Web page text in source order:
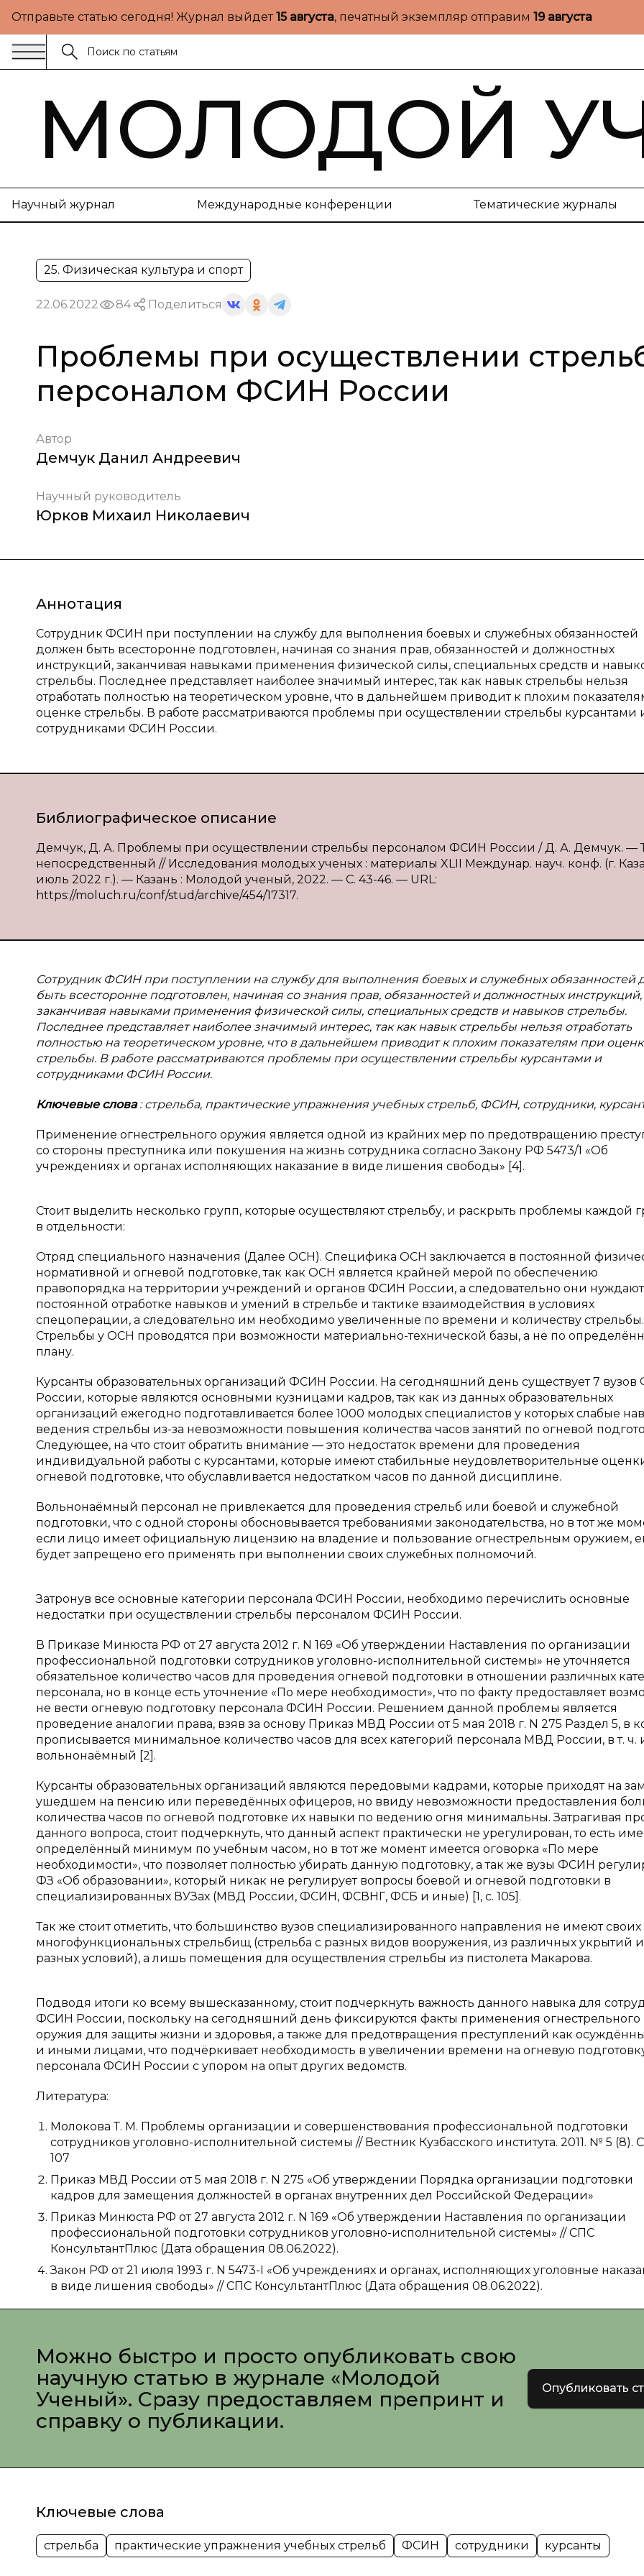
Отправьте статью сегодня! Журнал выйдет15 августа, печатный экземпляр отправим 19 августа
МОЛОДОЙ
Научный журнал Международные конференции Тематические журналы
25. Физическая культура и спорт
22.06.2022 84 Поделиться
Проблемы при осуществлении
персоналом ФСИН России
Автор
Демчук Данил Андреевич
Научный руководитель
Юрков Михаил Николаевич
Аннотация
Сотрудник ФСИН при поступлении на службу для выполнения боевых и служебных обязанностей
должен быть всесторонне подготовлен, начиная со знания прав, обязанностей и должностных
инструкций, заканчивая навыками применения физической силы, специальных средств и
стрельбы. Последнее представляет наиболее значимый интерес, так как навык стрельбы нельзя
отработать полностью на теоретическом уровне, что в дальнейшем приводит к плохим
оценке стрельбы. В работе рассматриваются проблемы при осуществлении стрельбы курсантами
сотрудниками ФСИН России.
Библиографическое описание
Демчук, Д. А. Проблемы при осуществлении стрельбы персоналом ФСИН России / Д. А. Демчук. —
непосредственный // Исследования молодых ученых : материалы XLII Междунар. науч. конф. (г.
июль 2022 г.). — Казань : Молодой ученый, 2022. — С. 43-46. — URL:
https://moluch.ru/conf/stud/archive/454/17317.
Сотрудник ФСИН при поступлении на службу для выполнения боевых и служебных обязанностей
быть всесторонне подготовлен, начиная со знания прав, обязанностей и должностных инструкций,
заканчивая навыками применения физической силы, специальных средств и навыков стрельбы.
Последнее представляет наиболее значимый интерес, так как навык стрельбы нельзя отработать
полностью на теоретическом уровне, что в дальнейшем приводит к плохим показателям при
стрельбы. В работе рассматриваются проблемы при осуществлении стрельбы курсантами и
сотрудниками ФСИН России.
Ключевые слова: стрельба, практические упражнения учебных стрельб, ФСИН, сотрудники,
Применение огнестрельного оружия является одной из крайних мер по предотвращению
со стороны преступника или покушения на жизнь сотрудника согласно Закону РФ 5473/1 «Об
учреждениях и органах исполняющих наказание в виде лишения свободы» [4].
Стоит выделить несколько групп, которые осуществляют стрельбу, и раскрыть проблемы каждой
в отдельности:
Отряд специального назначения (Далее ОСН). Специфика ОСН заключается в постоянной
нормативной и огневой подготовке, так как ОСН является крайней мерой по обеспечению
правопорядка на территории учреждений и органов ФСИН России, а следовательно они
постоянной отработке навыков и умений в стрельбе и тактике взаимодействия в условиях
спецоперации, а следовательно им необходимо увеличенные по времени и количеству стрельбы.
Стрельбы у ОСН проводятся при возможности материально-технической базы, а не по
плану.
Курсанты образовательных организаций ФСИН России. На сегодняшний день существует 7
России, которые являются основными кузницами кадров, так как из данных образовательных
организаций ежегодно подготавливается более 1000 молодых специалистов у которых слабые
ведения стрельбы из-за невозможности повышения количества часов занятий по огневой
Следующее, на что стоит обратить внимание — это недостаток времени для проведения
индивидуальной работы с курсантами, которые имеют стабильные неудовлетворительные
огневой подготовке, что обуславливается недостатком часов по данной дисциплине.
Вольнонаёмный персонал не привлекается для проведения стрельб или боевой и служебной
подготовки, что с одной стороны обосновывается требованиями законодательства, но в тот же
если лицо имеет официальную лицензию на владение и пользование огнестрельным оружием,
будет запрещено его применять при выполнении своих служебных полномочий.
Затронув все основные категории персонала ФСИН России, необходимо перечислить основные
недостатки при осуществлении стрельбы персоналом ФСИН России.
В Приказе Минюста РФ от 27 августа 2012 г. N 169 «Об утверждении Наставления по организации
профессиональной подготовки сотрудников уголовно-исполнительной системы» не уточняется
обязательное количество часов для проведения огневой подготовки в отношении различных
персонала, но в конце есть уточнение «По мере необходимости», что по факту предоставляет
не вести огневую подготовку персонала ФСИН России. Решением данной проблемы является
проведение аналогии права, взяв за основу Приказ МВД России от 5 мая 2018 г. N 275 Раздел 5, в
прописывается минимальное количество часов для всех категорий персонала МВД России, в т. ч.
вольнонаёмный [2].
Курсанты образовательных организаций являются передовыми кадрами, которые приходят на
ушедшем на пенсию или переведённых офицеров, но ввиду невозможности предоставления
количества часов по огневой подготовке их навыки по ведению огня минимальны. Затрагивая
данного вопроса, стоит подчеркнуть, что данный аспект практически не урегулирован, то есть
определённый минимум по учебным часом, но в тот же момент имеется оговорка «По мере
необходимости», что позволяет полностью убирать данную подготовку, а так же вузы ФСИН
ФЗ «Об образовании», который никак не регулирует вопросы боевой и огневой подготовки в
специализированных ВУЗах (МВД России, ФСИН, ФСВНГ, ФСБ и иные) [1, с. 105].
Так же стоит отметить, что большинство вузов специализированного направления не имеют своих
многофункциональных стрельбищ (стрельба с разных видов вооружения, из различных укрытий и
разных условий), а лишь помещения для осуществления стрельбы из пистолета Макарова.
Подводя итоги ко всему вышесказанному, стоит подчеркнуть важность данного навыка для
ФСИН России, поскольку на сегодняшний день фиксируются факты применения огнестрельного
оружия для защиты жизни и здоровья, а также для предотвращения преступлений как
и иными лицами, что подчёркивает необходимость в увеличении времени на огневую
персонала ФСИН России с упором на опыт других ведомств.
Литература:
Молокова Т. М. Проблемы организации и совершенствования профессиональной подготовки
сотрудников уголовно-исполнительной системы // Вестник Кузбасского института. 2011. № 5 (8).
107
Приказ МВД России от 5 мая 2018 г. N 275 «Об утверждении Порядка организации подготовки
кадров для замещения должностей в органах внутренних дел Российской Федерации»
Приказ Минюста РФ от 27 августа 2012 г. N 169 «Об утверждении Наставления по организации
профессиональной подготовки сотрудников уголовно-исполнительной системы» // СПС
КонсультантПлюс (Дата обращения 08.06.2022).
Закон РФ от 21 июля 1993 г. N 5473-I «Об учреждениях и органах, исполняющих уголовные
в виде лишения свободы» // СПС КонсультантПлюс (Дата обращения 08.06.2022).
Можно быстро и просто опубликовать свою
научную статью в журнале «Молодой
Ученый». Сразу предоставляем препринт и
справку о публикации.
Опубликовать
Ключевые слова
стрельба практические упражнения учебных стрельб ФСИН сотрудники курсанты